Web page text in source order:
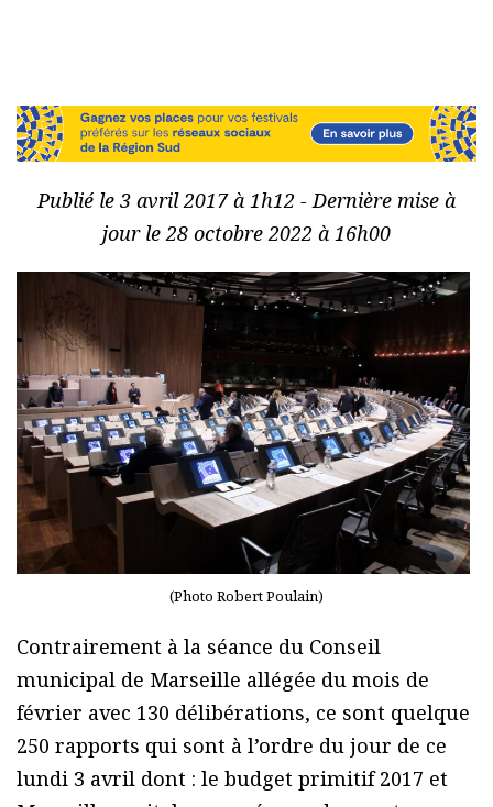
Publié le 3 avril 2017 à 1h12 - Dernière mise à
jour le 28 octobre 2022 à 16h00
(Photo Robert Poulain)
Contrairement à la séance du Conseil
municipal de Marseille allégée du mois de
février avec 130 délibérations, ce sont quelque
250 rapports qui sont à l’ordre du jour de ce
lundi 3 avril dont : le budget primitif 2017 et